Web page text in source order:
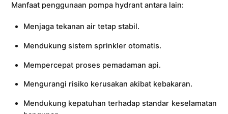
Manfaat penggunaan pompa hydrant antara lain:
Menjaga tekanan air tetap stabil.
Mendukung sistem sprinkler otomatis.
Mempercepat proses pemadaman api.
Mengurangi risiko kerusakan akibat kebakaran.
Mendukung kepatuhan terhadap standar keselamatan